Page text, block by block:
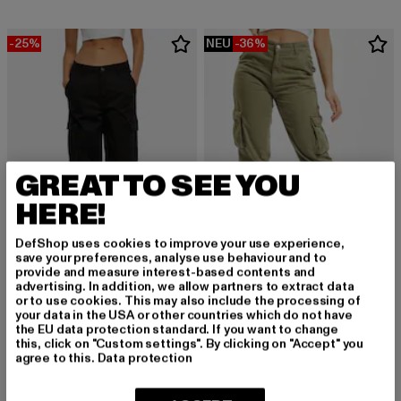
-25%
URBAN CLASSICS
High Waist Wide Leg Twill
44,99 EUR
Derzeitiger Preis: 44,99 EUR
59,99 EURAktionspreis: 59,99 EUR
NEU -36%
DEF
Ruby
31,99 EUR
Derzeitiger Preis: 31,99 EUR
49,99 EURAktionspreis:
GREAT TO SEE YOU
HERE!
DefShop uses cookies to improve your use experience,
save your preferences, analyse use behaviour and to
provide and measure interest-based contents and
advertising. In addition, we allow partners to extract data
or to use cookies. This may also include the processing of
your data in the USA or other countries which do not have
the EU data protection standard. If you want to change
this, click on "Custom settings". By clicking on "Accept" you
agree to this. Data protection